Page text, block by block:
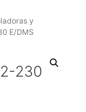
y
E/DMS
230